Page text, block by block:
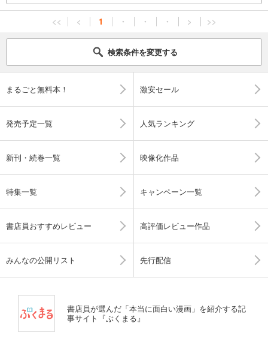
<< < 1 ・ ・ ・ > >>
検索条件を変更する
まるごと無料本！ 激安セール
発売予定一覧 人気ランキング
新刊・続巻一覧 映像化作品
特集一覧 キャンペーン一覧
書店員おすすめレビュー 高評価レビュー作品
みんなの公開リスト 先行配信
書店員が選んだ「本当に面白い漫画」を紹介する記
事サイト『ぶくまる』